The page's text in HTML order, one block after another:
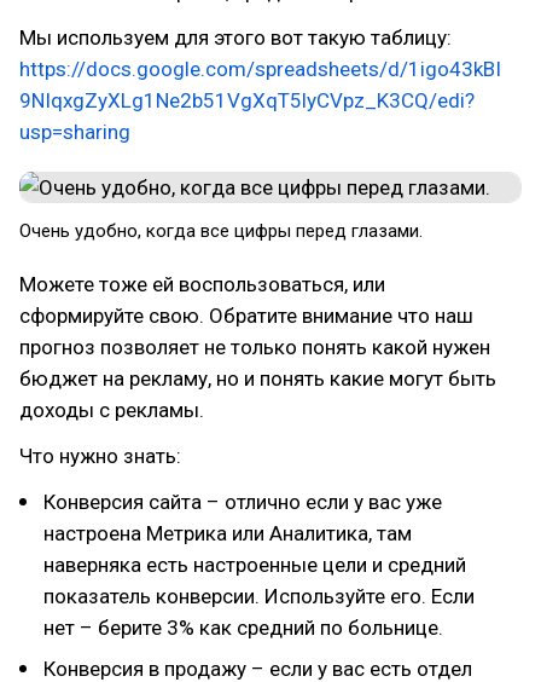
Мы используем для этого вот такую таблицу:
https://docs.google.com/spreadsheets/d/1igo43kBI
9NIqxgZyXLg1Ne2b51VgXqT5lyCVpz_K3CQ/edi?
usp=sharing
Очень удобно, когда все цифры перед глазами.
Можете тоже ей воспользоваться, или
сформируйте свою. Обратите внимание что наш
прогноз позволяет не только понять какой нужен
бюджет на рекламу, но и понять какие могут быть
доходы с рекламы.
Что нужно знать:
Конверсия сайта – отлично если у вас уже
настроена Метрика или Аналитика, там
наверняка есть настроенные цели и средний
показатель конверсии. Используйте его. Если
нет – берите 3% как средний по больнице.
Конверсия в продажу – если у вас есть отдел